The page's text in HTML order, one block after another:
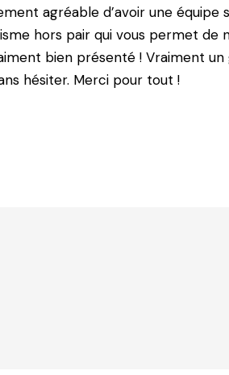
agréable d’avoir une équipe
hors pair qui vous permet de
bien présenté ! Vraiment un
hésiter. Merci pour tout !